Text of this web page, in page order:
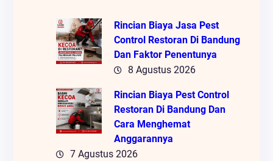
Rincian Biaya Jasa Pest
Control Restoran Di Bandung
Dan Faktor Penentunya
8 Agustus 2026
Rincian Biaya Pest Control
Restoran Di Bandung Dan
Cara Menghemat
Anggarannya
7 Agustus 2026